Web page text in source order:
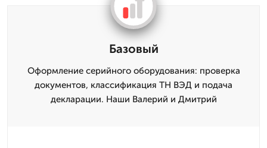
Базовый
Оформление серийного оборудования: проверка
документов, классификация ТН ВЭД и подача
декларации. Наши Валерий и Дмитpий